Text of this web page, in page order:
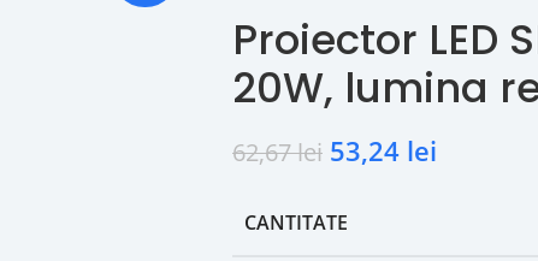
Proiector LED
20W, lumina
62,67lei 53,24 lei
CANTITATE